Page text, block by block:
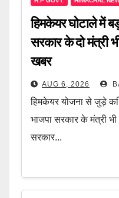
हिमकेयर घोटाले में
सरकार के दो मंत्री
खबर
AUG 6, 2026
हिमकेयर योजना से जुड़े
भाजपा सरकार के मंत्री
सरकार...